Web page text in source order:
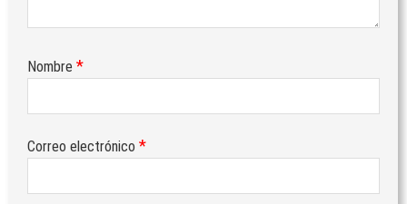
Nombre *
Correo electrónico *